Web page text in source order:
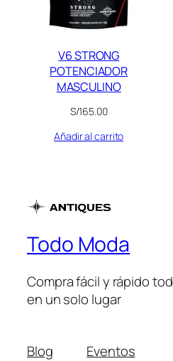
V6 STRONG
POTENCIADOR
MASCULINO
S/165.00
Añadir al carrito
Todo Moda
Compra fácil y rápido
en un solo lugar
Blog
Eventos